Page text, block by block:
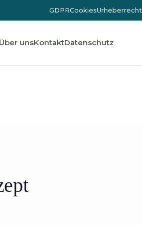
GDPRCookiesUrheberrecht
Über unsKontaktDatenschutz